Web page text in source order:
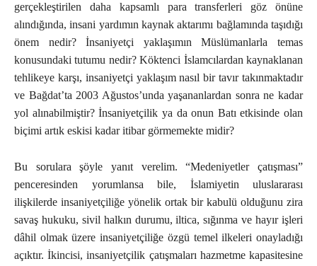
gerçekleştirilen daha kapsamlı para transferleri göz önüne
alındığında, insani yardımın kaynak aktarımı bağlamında taşıdığı
önem nedir? İnsaniyetçi yaklaşımın Müslümanlarla temas
konusundaki tutumu nedir? Köktenci İslamcılardan kaynaklanan
tehlikeye karşı, insaniyetçi yaklaşım nasıl bir tavır takınmaktadır
ve Bağdat’ta 2003 Ağustos’unda yaşananlardan sonra ne kadar
yol alınabilmiştir? İnsaniyetçilik ya da onun Batı etkisinde olan
biçimi artık eskisi kadar itibar görmemekte midir?
Bu sorulara şöyle yanıt verelim. “Medeniyetler çatışması”
penceresinden yorumlansa bile, İslamiyetin uluslararası
ilişkilerde insaniyetçiliğe yönelik ortak bir kabulü olduğunu zira
savaş hukuku, sivil halkın durumu, iltica, sığınma ve hayır işleri
dâhil olmak üzere insaniyetçiliğe özgü temel ilkeleri onayladığı
açıktır. İkincisi, insaniyetçilik çatışmaları hazmetme kapasitesine